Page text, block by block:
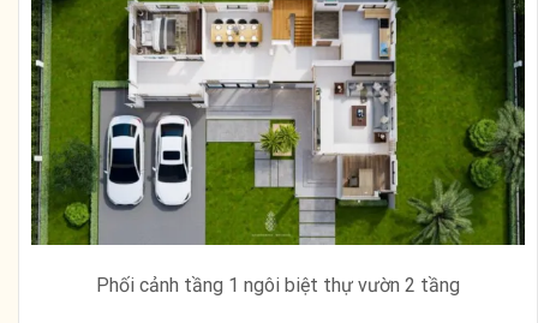
Phối cảnh tầng 1 ngôi biệt thự vườn 2 tầng